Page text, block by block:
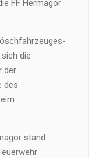
FF Hermagor
die
der
des
stand